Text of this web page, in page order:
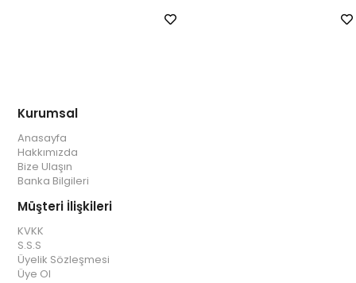
Kurumsal
Anasayfa
Hakkımızda
Bize Ulaşın
Banka Bilgileri
Müşteri İlişkileri
KVKK
S.S.S
Üyelik Sözleşmesi
Üye Ol